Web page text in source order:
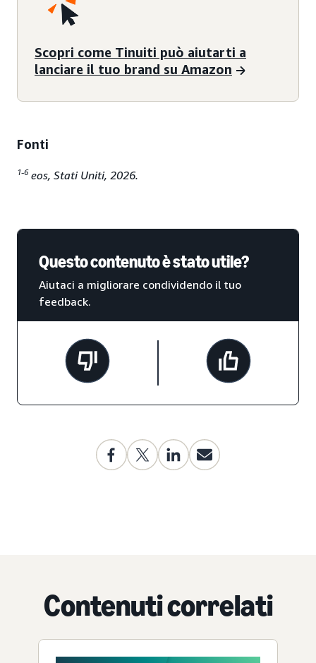
Scopri come Tinuiti può aiutarti a
lanciare il tuo brand su Amazon
Fonti
1-6 eos, Stati Uniti, 2026.
Questo contenuto è stato utile?
Aiutaci a migliorare condividendo il tuo
feedback.
Contenuti correlati